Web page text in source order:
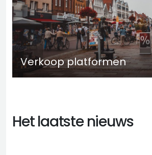
Verkoop platformen
Het laatste nieuws